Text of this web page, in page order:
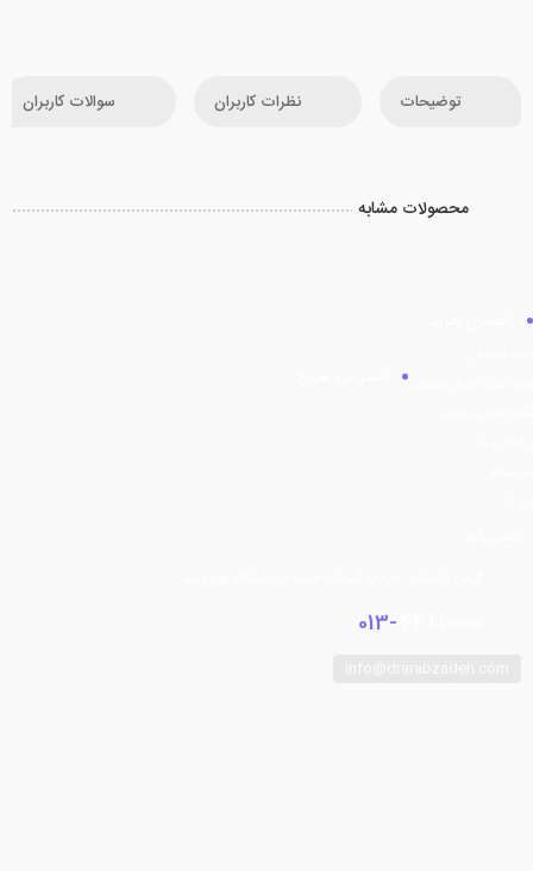
توضیحات نظرات کاربران سوالات کاربران
محصولات مشابه
013-
info@drarabzadeh.com